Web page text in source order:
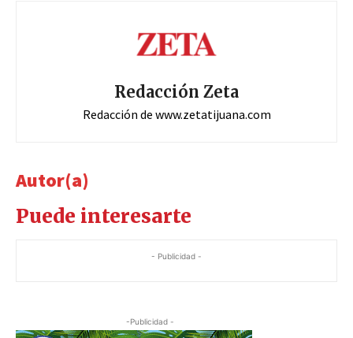
Redacción Zeta
Redacción de www.zetatijuana.com
Autor(a)
Puede interesarte
- Publicidad -
-Publicidad -